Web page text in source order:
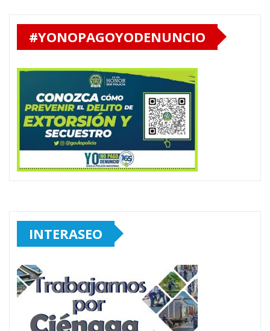
#YONOPAGOYODENUNCIO
INTERASEO